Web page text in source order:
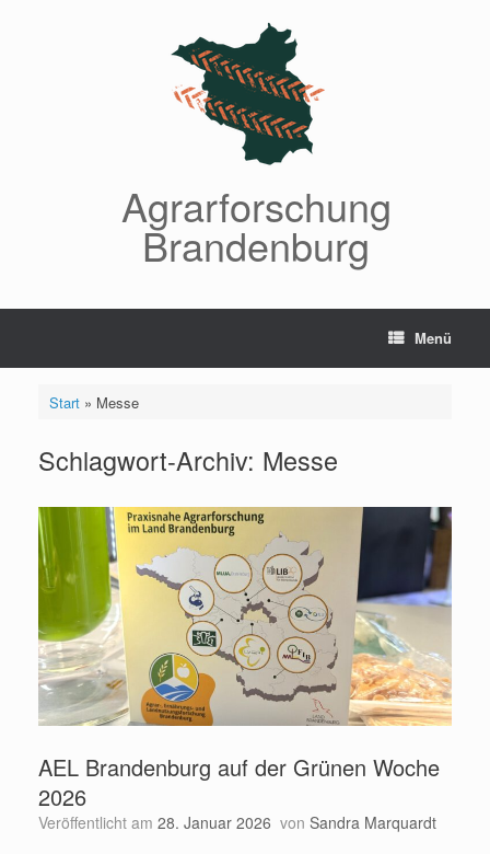
Agrarforschung
Brandenburg
Menü
Start» Messe
Schlagwort-Archiv: Messe
AEL Brandenburg auf der Grünen Woche
2026
Veröffentlicht am 28. Januar 2026 von Sandra Marquardt